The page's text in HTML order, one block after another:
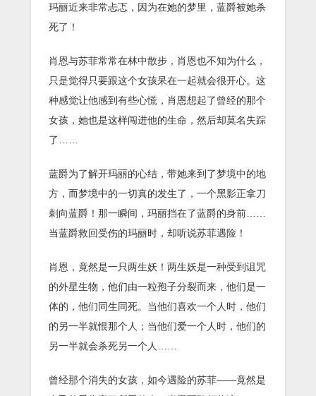
玛丽近来非常忐忑，因为在她的梦里，蓝爵被她杀
死了！
肖恩与苏菲常常在林中散步，肖恩也不知为什么，
只是觉得只要跟这个女孩呆在一起就会很开心。这
种感觉让他感到有些心慌，肖恩想起了曾经的那个
女孩，她也是这样闯进他的生命，然后却莫名失踪
了……
蓝爵为了解开玛丽的心结，带她来到了梦境中的地
方，而梦境中的一切真的发生了，一个黑影正拿刀
刺向蓝爵！那一瞬间，玛丽挡在了蓝爵的身前……
当蓝爵救回受伤的玛丽时，却听说苏菲遇险！
肖恩，竟然是一只两生妖！两生妖是一种受到诅咒
的外星生物，他们由一粒孢子分裂而来，他们是一
体的，他们同生同死。当他们喜欢一个人时，他们
的另一半就恨那个人；当他们爱一个人时，他们的
另一半就会杀死另一个人……
曾经那个消失的女孩，如今遇险的苏菲——竟然是